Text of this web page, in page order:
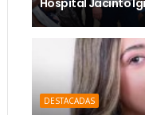
Hospital Jacinto
DESTACADAS